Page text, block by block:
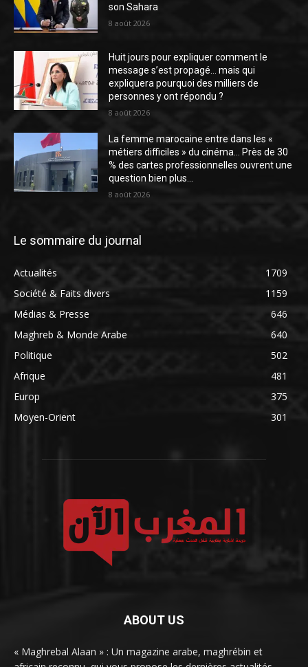
son Sahara
8 août 2026
Huit jours pour expliquer comment le
message s’est propagé… mais qui
expliquera pourquoi des milliers de
personnes y ont répondu ?
8 août 2026
La femme marocaine entre dans les «
métiers difficiles » du cinéma… Près de 30
% des cartes professionnelles ouvrent une
question bien plus...
8 août 2026
Le sommaire du journal
Actualités
1709
Société & Faits divers
1159
Médias & Presse
646
Maghreb & Monde Arabe
640
Politique
502
Afrique
481
Europ
375
Moyen-Orient
301
ABOUT US
« Maghrebal Alaan » : Un magazine arabe, maghrébin et